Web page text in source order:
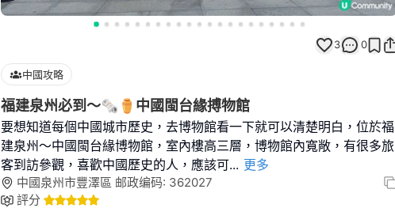
3 0
中國攻略
福建泉州必到～🗞⚱️中國閩台緣搏物館
要想知道每個中國城市歷史，去博物館看一下就可以清楚明白，位於福
建泉州～中國閩台緣博物館，室內樓高三層，博物館內寬敞，有很多旅
客到訪參觀，喜歡中國歷史的人，應該可... 更多
中國泉州市豐澤區 邮政编码: 362027
評分